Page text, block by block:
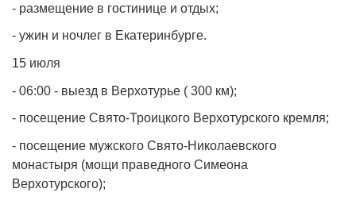
- размещение в гостинице и отдых;
- ужин и ночлег в Екатеринбурге.
15 июля
- 06:00 - выезд в Верхотурье ( 300 км);
- посещение Свято-Троицкого Верхотурского кремля;
- посещение мужского Свято-Николаевского
монастыря (мощи праведного Симеона
Верхотурского);